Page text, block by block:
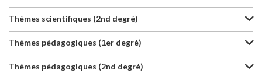
Thèmes scientifiques (2nd degré)
Thèmes pédagogiques (1er degré)
Thèmes pédagogiques (2nd degré)